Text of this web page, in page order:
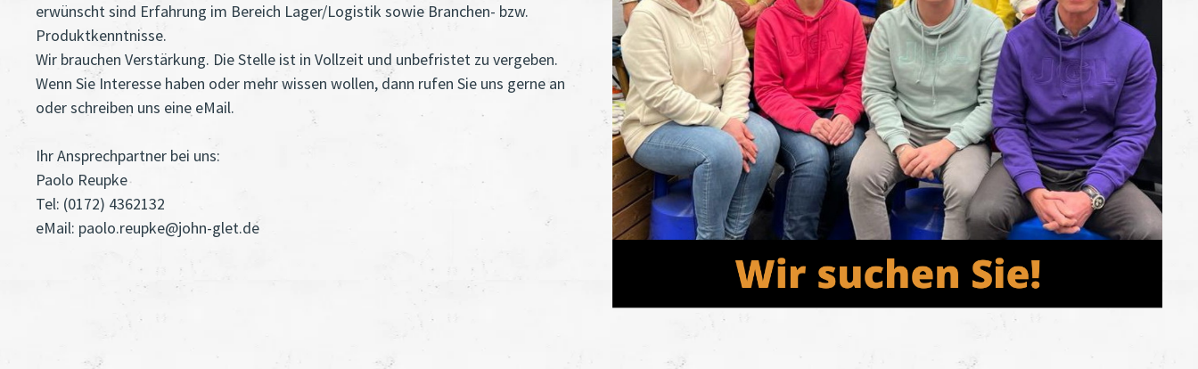
erwünscht sind Erfahrung im Bereich Lager/Logistik sowie Branchen- bzw.
Produktkenntnisse.
Wir brauchen Verstärkung. Die Stelle ist in Vollzeit und unbefristet zu vergeben.
Wenn Sie Interesse haben oder mehr wissen wollen, dann rufen Sie uns gerne an
oder schreiben uns eine eMail.
Ihr Ansprechpartner bei uns:
Paolo Reupke
Tel: (0172) 4362132
eMail: paolo.reupke@john-glet.de